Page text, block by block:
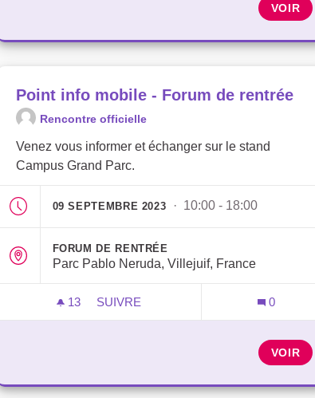
VOIR
Point info mobile - Forum de rentrée
Rencontre officielle
Venez vous informer et échanger sur le stand
Campus Grand Parc.
09 SEPTEMBRE 2023 · 10:00 - 18:00
FORUM DE RENTRÉE
Parc Pablo Neruda, Villejuif, France
13 13 ABONNÉS
SUIVRE
0
VOIR